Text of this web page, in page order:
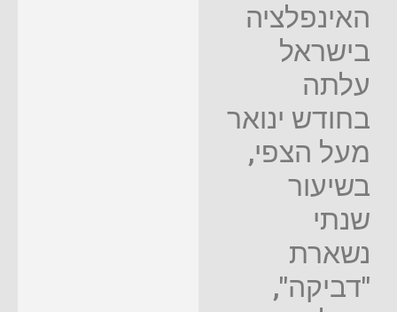
האינפלציה
בישראל
עלתה
בחודש ינואר
מעל הצפי,
בשיעור
שנתי
נשארת
"דביקה",